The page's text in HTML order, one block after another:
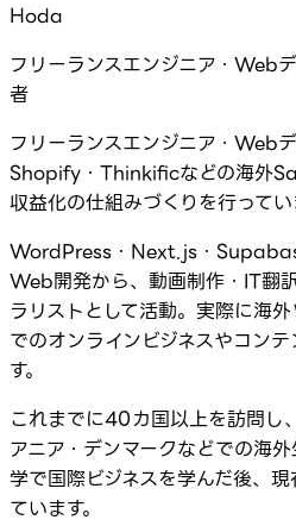
Hoda
フリーランスエンジニア・Web
者
フリーランスエンジニア・Web
Shopify・Thinkificなどの海外
収益化の仕組みづくりを行ってい
WordPress・Next.js・
Web開発から、動画制作・IT翻
ラリストとして活動。実際に海
でのオンラインビジネスやコン
す。
これまでに40カ国以上を訪問し
アニア・デンマークなどでの海
学で国際ビジネスを学んだ後、
ています。